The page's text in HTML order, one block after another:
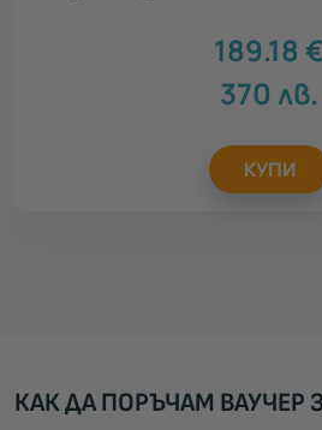
189.18 €
370 лв.
КУПИ
КАК ДА ПОРЪЧАМ ВАУЧЕР